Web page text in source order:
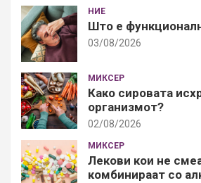
НИЕ
Што е
03/08/2026
МИКСЕР
Како сировата
организмот?
02/08/2026
МИКСЕР
Лекови кои не
комбинираат со